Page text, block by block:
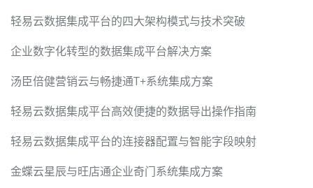
轻易云数据集成平台的四大架构模式与技术突破
企业数字化转型的数据集成平台解决方案
汤臣倍健营销云与畅捷通T+系统集成方案
轻易云数据集成平台高效便捷的数据导出操作指南
轻易云数据集成平台的连接器配置与智能字段映射
金蝶云星辰与旺店通企业奇门系统集成方案